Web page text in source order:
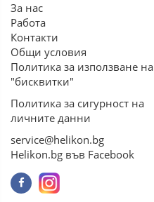
За нас
Работа
Контакти
Общи условия
Политика за използване на
"бисквитки"
Политика за сигурност на
личните данни
service@helikon.bg
Helikon.bg във Facebook